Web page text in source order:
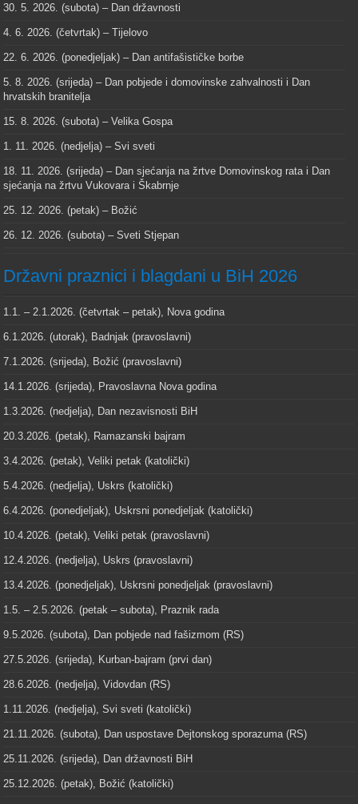
30. 5. 2026. (subota) – Dan državnosti
4. 6. 2026. (četvrtak) – Tijelovo
22. 6. 2026. (ponedjeljak) – Dan antifašističke borbe
5. 8. 2026. (srijeda) – Dan pobjede i domovinske zahvalnosti i Dan
hrvatskih branitelja
15. 8. 2026. (subota) – Velika Gospa
1. 11. 2026. (nedjelja) – Svi sveti
18. 11. 2026. (srijeda) – Dan sjećanja na žrtve Domovinskog rata i Dan
sjećanja na žrtvu Vukovara i Škabrnje
25. 12. 2026. (petak) – Božić
26. 12. 2026. (subota) – Sveti Stjepan
Državni praznici i blagdani u BiH 2026
1.1. – 2.1.2026. (četvrtak – petak), Nova godina
6.1.2026. (utorak), Badnjak (pravoslavni)
7.1.2026. (srijeda), Božić (pravoslavni)
14.1.2026. (srijeda), Pravoslavna Nova godina
1.3.2026. (nedjelja), Dan nezavisnosti BiH
20.3.2026. (petak), Ramazanski bajram
3.4.2026. (petak), Veliki petak (katolički)
5.4.2026. (nedjelja), Uskrs (katolički)
6.4.2026. (ponedjeljak), Uskrsni ponedjeljak (katolički)
10.4.2026. (petak), Veliki petak (pravoslavni)
12.4.2026. (nedjelja), Uskrs (pravoslavni)
13.4.2026. (ponedjeljak), Uskrsni ponedjeljak (pravoslavni)
1.5. – 2.5.2026. (petak – subota), Praznik rada
9.5.2026. (subota), Dan pobjede nad fašizmom (RS)
27.5.2026. (srijeda), Kurban-bajram (prvi dan)
28.6.2026. (nedjelja), Vidovdan (RS)
1.11.2026. (nedjelja), Svi sveti (katolički)
21.11.2026. (subota), Dan uspostave Dejtonskog sporazuma (RS)
25.11.2026. (srijeda), Dan državnosti BiH
25.12.2026. (petak), Božić (katolički)